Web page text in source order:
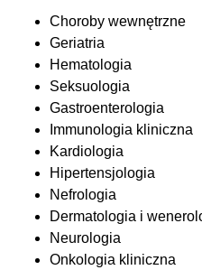
Choroby wewnętrzne
Geriatria
Hematologia
Seksuologia
Gastroenterologia
Immunologia kliniczna
Kardiologia
Hipertensjologia
Nefrologia
Dermatologia i
Neurologia
Onkologia kliniczna